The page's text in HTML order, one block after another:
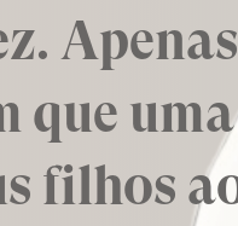
que
filhos